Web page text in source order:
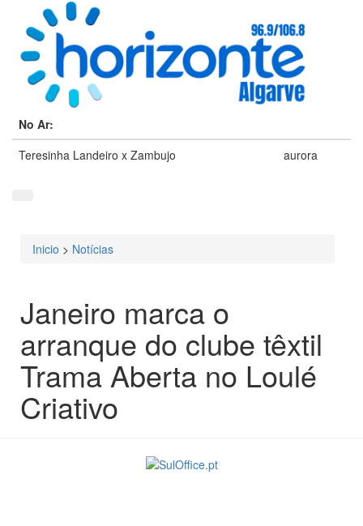
No Ar:
Teresinha Landeiro x Zambujo
aurora
Está aqui
Inicio > Notícias
Janeiro marca o
arranque do clube têxtil
Trama Aberta no Loulé
Criativo